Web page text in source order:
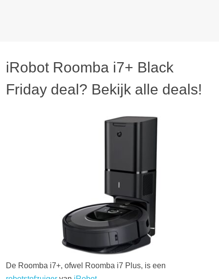
iRobot Roomba i7+ Black
Friday deal? Bekijk alle deals!
De Roomba i7+, ofwel Roomba i7 Plus, is een